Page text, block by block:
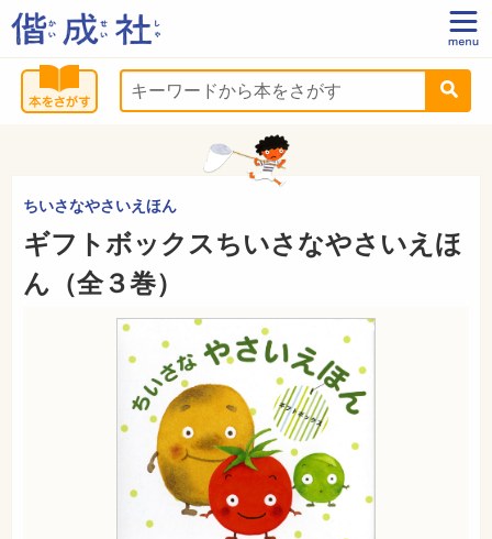
ちいさなやさいえほん
ギフトボックスちいさなやさいえほ
ん（全３巻）